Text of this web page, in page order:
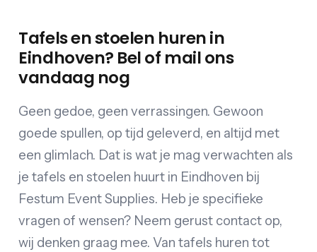
Tafels en stoelen huren in
Eindhoven? Bel of mail ons
vandaag nog
Geen gedoe, geen verrassingen. Gewoon
goede spullen, op tijd geleverd, en altijd met
een glimlach. Dat is wat je mag verwachten als
je tafels en stoelen huurt in Eindhoven bij
Festum Event Supplies. Heb je specifieke
vragen of wensen? Neem gerust contact op,
wij denken graag mee. Van tafels huren tot